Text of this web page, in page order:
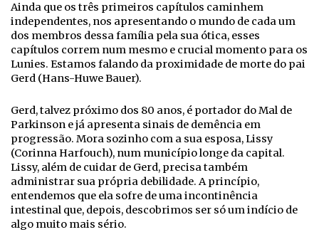
Ainda que os três primeiros capítulos caminhem
independentes, nos apresentando o mundo de cada um
dos membros dessa família pela sua ótica, esses
capítulos correm num mesmo e crucial momento para os
Lunies. Estamos falando da proximidade de morte do pai
Gerd (Hans-Huwe Bauer).
Gerd, talvez próximo dos 80 anos, é portador do Mal de
Parkinson e já apresenta sinais de demência em
progressão. Mora sozinho com a sua esposa, Lissy
(Corinna Harfouch), num município longe da capital.
Lissy, além de cuidar de Gerd, precisa também
administrar sua própria debilidade. A princípio,
entendemos que ela sofre de uma incontinência
intestinal que, depois, descobrimos ser só um indício de
algo muito mais sério.